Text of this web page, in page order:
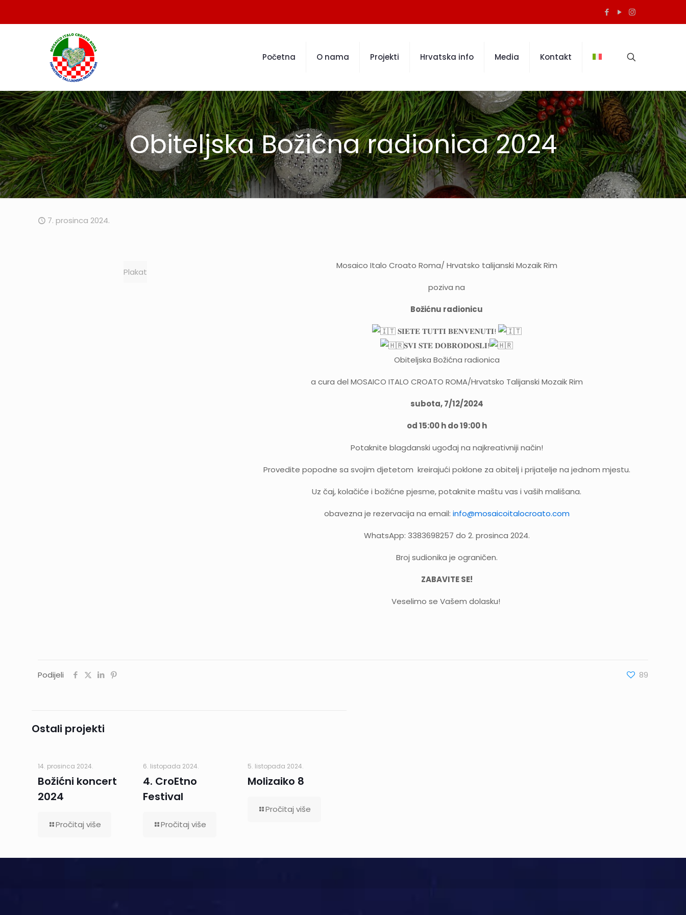
Početna O nama Projekti Hrvatska info Media Kontakt
Obiteljska Božićna radionica 2024
7. prosinca 2024.
Plakat
Mosaico Italo Croato Roma/ Hrvatsko talijanski Mozaik Rim
poziva na
Božićnu radionicu
𝐒𝐈𝐄𝐓𝐄 𝐓𝐔𝐓𝐓𝐈 𝐁𝐄𝐍𝐕𝐄𝐍𝐔𝐓𝐈!
𝐒𝐕𝐈 𝐒𝐓𝐄 𝐃𝐎𝐁𝐑𝐎𝐃𝐎𝐒̌𝐋𝐈!
Obiteljska Božićna radionica
a cura del MOSAICO ITALO CROATO ROMA/Hrvatsko Talijanski Mozaik Rim
subota, 7/12/2024
od 15:00 h do 19:00 h
Potaknite blagdanski ugođaj na najkreativniji način!
Provedite popodne sa svojim djetetom kreirajući poklone za obitelj i prijatelje na jednom mjestu.
Uz čaj, kolačiće i božićne pjesme, potaknite maštu vas i vaših mališana.
obavezna je rezervacija na email: info@mosaicoitalocroato.com
WhatsApp: 3383698257 do 2. prosinca 2024.
Broj sudionika je ograničen.
ZABAVITE SE!
Veselimo se Vašem dolasku!
Podijeli 89
Ostali projekti
14. prosinca 2024.
Božićni koncert
2024
Pročitaj više
6. listopada 2024.
4. CroEtno
Festival
Pročitaj više
5. listopada 2024.
Molizaiko 8
Pročitaj više